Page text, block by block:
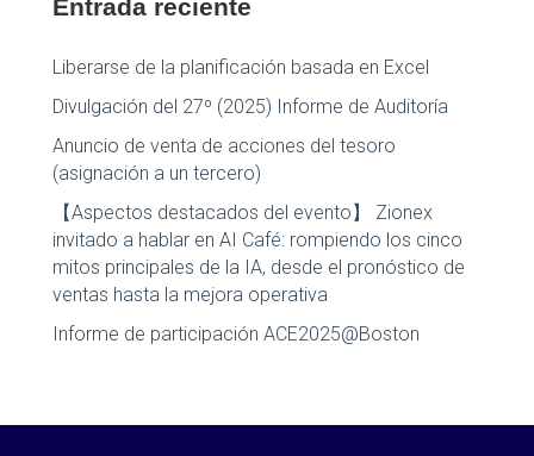
Entrada reciente
Liberarse de la planificación basada en Excel
Divulgación del 27º (2025) Informe de Auditoría
Anuncio de venta de acciones del tesoro
(asignación a un tercero)
【Aspectos destacados del evento】 Zionex
invitado a hablar en AI Café: rompiendo los cinco
mitos principales de la IA, desde el pronóstico de
ventas hasta la mejora operativa
Informe de participación ACE2025@Boston